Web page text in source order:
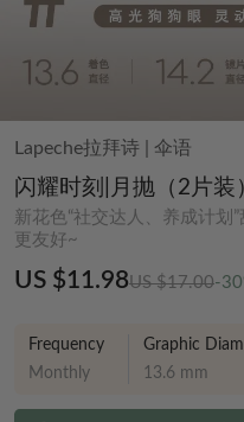
Lapeche拉拜诗 伞语
闪耀时刻|月抛（2片装
新花色“社交达人、养成计划
更友好~
US $11.98US $17.00-
Frequency
Monthly
Graphic
13.6 mm